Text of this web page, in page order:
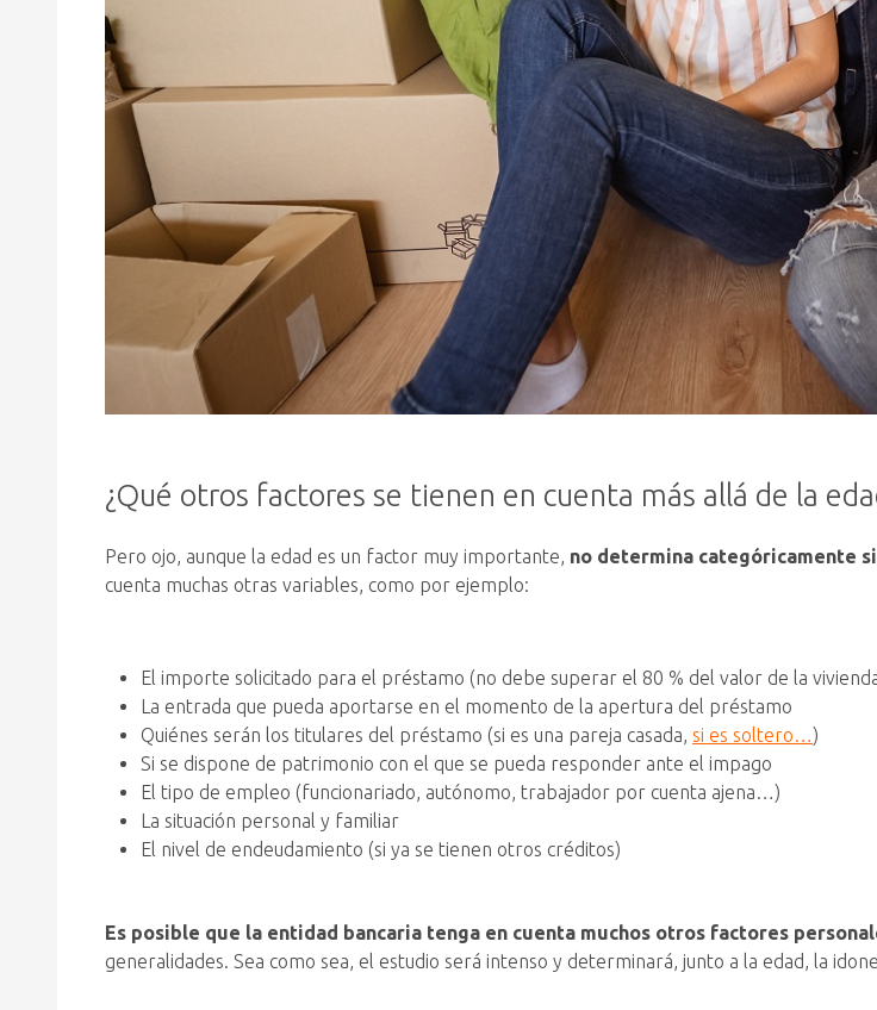
¿Qué otros factores se tienen en cuenta más allá de la
Pero ojo, aunque la edad es un factor muy importante, no determina categóricamente
cuenta muchas otras variables, como por ejemplo:
El importe solicitado para el préstamo (no debe superar el 80 % del valor de la
La entrada que pueda aportarse en el momento de la apertura del préstamo
Quiénes serán los titulares del préstamo (si es una pareja casada, si es soltero… )
Si se dispone de patrimonio con el que se pueda responder ante el impago
El tipo de empleo (funcionariado, autónomo, trabajador por cuenta ajena…)
La situación personal y familiar
El nivel de endeudamiento (si ya se tienen otros créditos)
Es posible que la entidad bancaria tenga en cuenta muchos otros factores
generalidades. Sea como sea, el estudio será intenso y determinará, junto a la edad, la